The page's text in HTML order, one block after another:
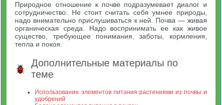
Природное отношение к почве подразумевает диалог и
сотрудничество. Не стоит считать себя умнее природы,
надо внимательно прислушиваться к ней. Почва — живая
органическая среда. Надо воспринимать ее как живое
существо, требующее понимания, заботы, кормления,
тепла и покоя.
Дополнительные материалы по
теме
Использование элементов питания растениями из почвы и
удобрений